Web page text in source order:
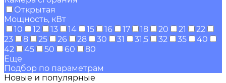
Открытая
Мощность, кВт
10
12 13 14 15 16 17 18 20 21
22
23
8 25 26 28 30 31 31,5 32 35
40
42
45 50 60
80
Еще
Подбор по параметрам
Новые и популярные